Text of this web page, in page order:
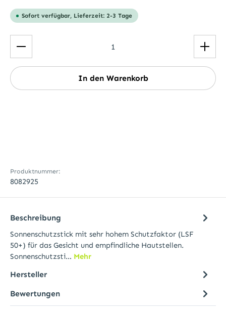
Sofort verfügbar, Lieferzeit: 2-3 Tage
Produkt Anzahl: Gib den gewünschten Wert ein
In den Warenkorb
Produktnummer:
8082925
Beschreibung
​Sonnenschutzstick mit sehr hohem Schutzfaktor (LSF
50+) für das Gesicht und empfindliche Hautstellen.
Sonnenschutzsti… Mehr
Hersteller
Bewertungen